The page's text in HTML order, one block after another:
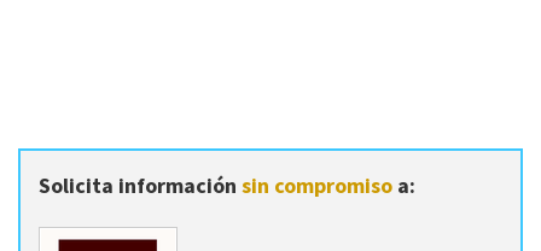
Solicita información sin compromiso a: